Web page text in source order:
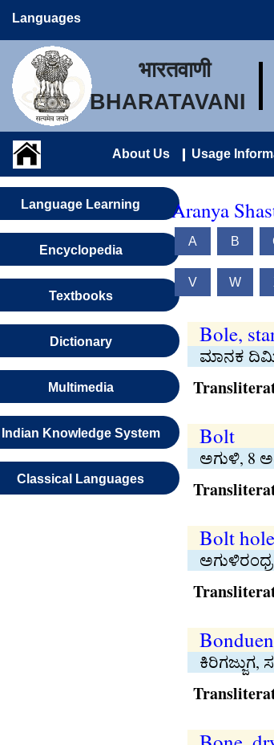
Languages
भारतवाणी
BHARATAVANI
About Us Usage
Language Learning
Encyclopedia
Textbooks
Dictionary
Multimedia
Indian Knowledge System
Classical Languages
Aranya
A B
V W
Bole,
ಮಾನಕ
Bolt
ಅಗುಳಿ, 8
Bolt
ಕಿರಿಗಜ್ಜುಗ,